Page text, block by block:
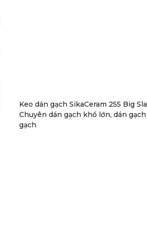
Keo dán gạch SikaCeram 255 Big
Chuyên dán gạch khổ lớn, dán
gạch